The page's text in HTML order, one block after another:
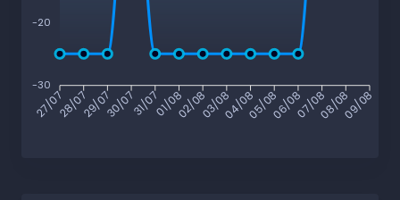
-20
-30
27/0728/0729/0730/0731/0701/0802/0803/0804/0805/0806/0807/0808/0809/08